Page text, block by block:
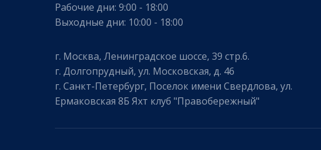
Рабочие дни: 9:00 - 18:00
Выходные дни: 10:00 - 18:00
г. Москва, Ленинградское шоссе, 39 стр.6.
г. Долгопрудный, ул. Московская, д. 46
г. Санкт-Петербург, Поселок имени Свердлова, ул.
Ермаковская 8Б Яхт клуб "Правобережный"